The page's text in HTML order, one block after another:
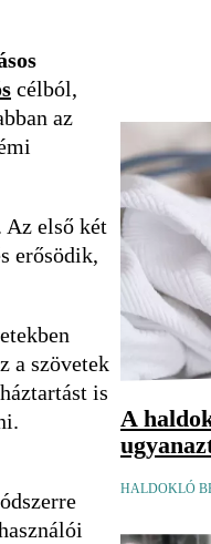
célból,
az
Az első két
erősödik,
a szövetek
is
A
HALDOKLÓ